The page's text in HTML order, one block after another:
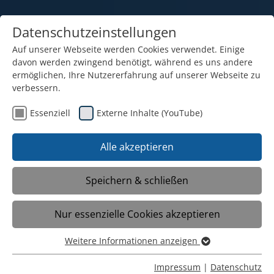
10.11.2025
AK '26 – Wenn Vorfreude
tragbar wird.
Die 10. Realschulklasse kann es kaum
abwarten, im Sommer 2026 ihren
Abschluss zu machen. Aus lauter
Vorfreude designte die Klasse völlig
eigenständig einen Abschluss-Hoodie und
Datenschutzeinstellungen
Auf unserer Webseite werden Cookies verwendet. Einige
davon werden zwingend benötigt, während es uns andere
ermöglichen, Ihre Nutzererfahrung auf unserer Webseite zu
verbessern.
Essenziell Externe Inhalte (YouTube)
Alle akzeptieren
Speichern & schließen
Nur essenzielle Cookies akzeptieren
Essenziell
Essenzielle Cookies werden für grundlegende Funktionen
Weitere Informationen anzeigen
Impressum | Datenschutz